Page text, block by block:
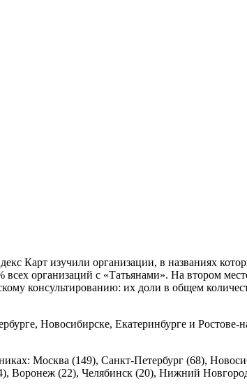
Карт изучили организации, в названиях
всех организаций с «Татьянами». На втором
консультированию: их доли в общем
Новосибирске, Екатеринбурге и
Москва (149), Санкт-Петербург (68),
Воронеж (22), Челябинск (20), Нижний